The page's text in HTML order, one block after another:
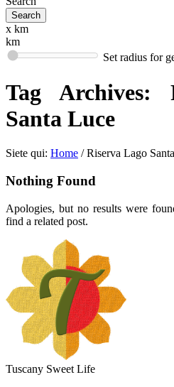
x km
km
Set radius for
Tag Archives:
Santa Luce
Siete qui: Home / Riserva Lago
Nothing Found
Apologies, but no results were
find a related post.
Tuscany Sweet Life